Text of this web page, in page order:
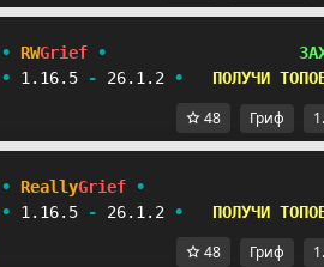
• RWGrief •
•
1.16.5 - 26.1.2 • ПОЛУЧИ
48 Гриф
• ReallyGrief •
•
1.16.5 - 26.1.2 • ПОЛУЧИ
48 Гриф